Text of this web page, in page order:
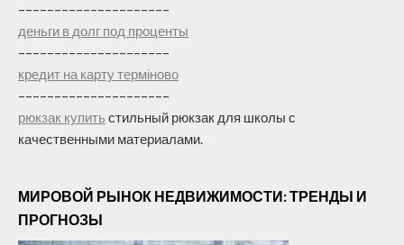
–––––––––––––––––––––
деньги в долг под проценты
–––––––––––––––––––––
кредит на карту терміново
–––––––––––––––––––––
рюкзак купить стильный рюкзак для школы с
качественными материалами.
МИРОВОЙ РЫНОК НЕДВИЖИМОСТИ: ТРЕНДЫ И
ПРОГНОЗЫ